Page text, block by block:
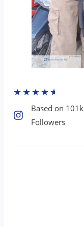
★★★★★
Based on 101k
Followers​